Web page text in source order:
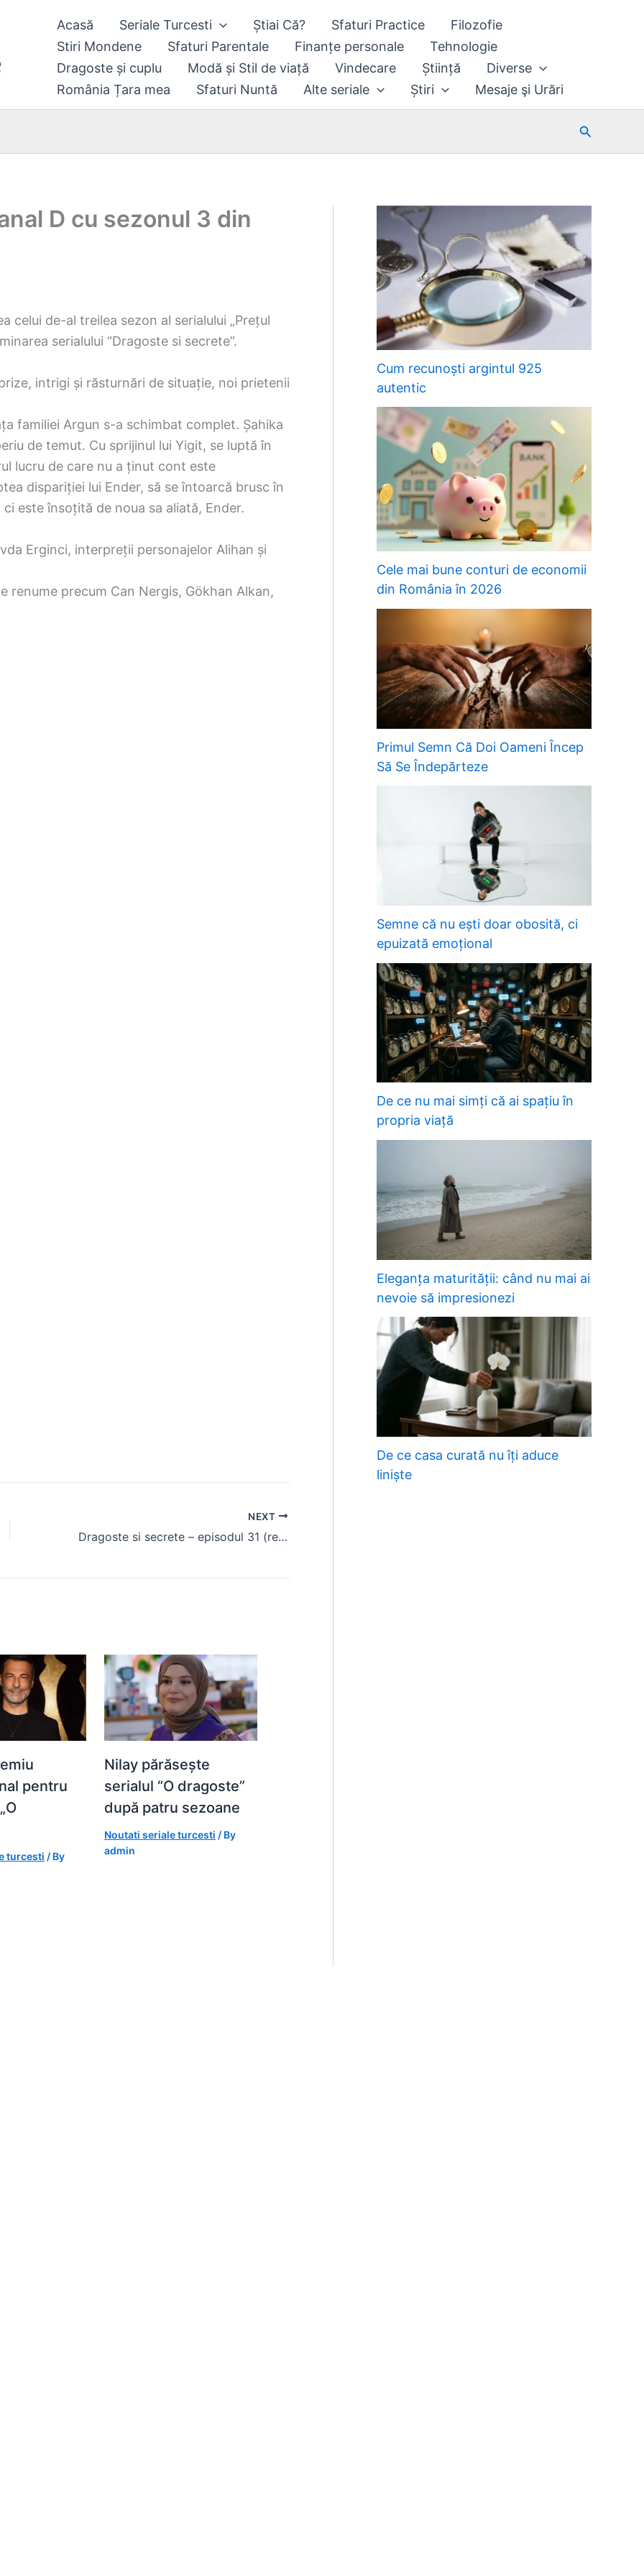
Acasă Seriale Turcesti Știai Că? Sfaturi Practice
Filozofie
Stiri Mondene
Sfaturi Parentale Finanțe personale
Tehnologie
Dragoste și cuplu
Modă și Stil de viață Vindecare Știință
Diverse
România Țara mea
Sfaturi Nuntă Alte seriale Știri Mesaje şi Urări
Search
D cu sezonul 3 din
celui de-al treilea sezon al serialului „Prețul
serialului “Dragoste si secrete”.
intrigi și răsturnări de situație, noi prietenii
familiei Argun s-a schimbat complet. Șahika
de temut. Cu sprijinul lui Yigit, se luptă în
lucru de care nu a ținut cont este
dispariției lui Ender, să se întoarcă brusc în
este însoțită de noua sa aliată, Ender.
Erginci, interpreții personajelor Alihan și
precum Can Nergis, Gökhan Alkan,
NEXT
Dragoste si secrete – episodul 31 (rezumat)
pentru
turcesti / By
Nilay părăsește
serialul “O dragoste”
după patru sezoane
Noutati seriale turcesti / By
admin
Cum recunoști argintul 925
autentic
Cele mai bune conturi de economii
din România în 2026
Primul Semn Că Doi Oameni Încep
Să Se Îndepărteze
Semne că nu ești doar obosită, ci
epuizată emoțional
De ce nu mai simți că ai spațiu în
propria viață
Eleganța maturității: când nu mai ai
nevoie să impresionezi
De ce casa curată nu îți aduce
liniște